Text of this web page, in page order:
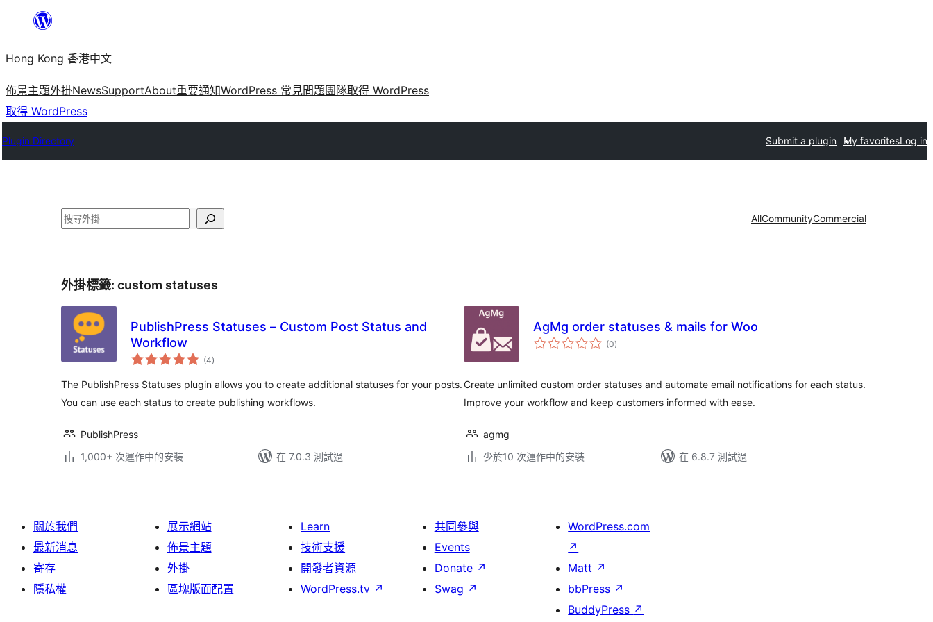
主
要
內
容
Hong Kong 香港中文
佈景主題外掛NewsSupportAbout重要通知WordPress 常見問題團隊取得 WordPress
取得 WordPress
Plugin Directory Submit a plugin My favoritesLog in
搜
AllCommunityCommercial
外掛標籤: custom statuses
PublishPress Statuses – Custom Post Status and
Workflow
(4總
評)
The PublishPress Statuses plugin allows you to create additional statuses for your posts.
You can use each status to create publishing workflows.
PublishPress
1,000+ 次運作中的安裝
在 7.0.3 測試過
AgMg order statuses & mails for Woo
(0總
評)
Create unlimited custom order statuses and automate email notifications for each status.
Improve your workflow and keep customers informed with ease.
agmg
少於10 次運作中的安裝
在 6.8.7 測試過
關於我們
最新消息
寄存
隱私權
展示網站
佈景主題
外掛
區塊版面配置
Learn
技術支援
開發者資源
WordPress.tv ↗
共同參與
Events
Donate ↗
Swag ↗
WordPress.com
↗
Matt ↗
bbPress ↗
BuddyPress ↗